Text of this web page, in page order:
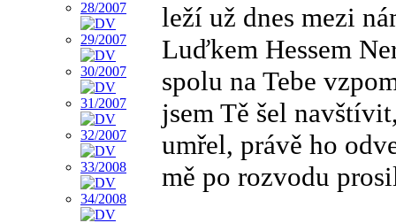
leží už dnes mezi
Luďkem Hessem
spolu na Tebe
jsem Tě šel
umřel, právě ho
mě po rozvodu